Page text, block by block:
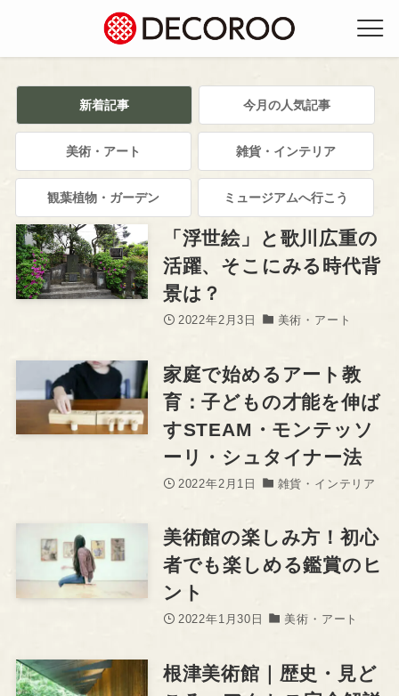
新着記事 今月の人気記事
美術・アート 雑貨・インテリア
観葉植物・ガーデン ミュージアムへ行こう
「浮世絵」と歌川広重の
活躍、そこにみる時代背
景は？
2022年2月3日 美術・アート
家庭で始めるアート教
育：子どもの才能を伸ば
すSTEAM・モンテッソ
ーリ・シュタイナー法
2022年2月1日 雑貨・インテリア
美術館の楽しみ方！初心
者でも楽しめる鑑賞のヒ
ント
2022年1月30日 美術・アート
根津美術館｜歴史・見ど